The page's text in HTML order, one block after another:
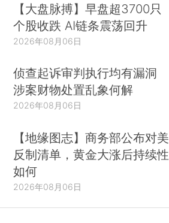
【大盘脉搏】早盘超3700只
个股收跌 AI链条震荡回升
2026年08月06日
侦查起诉审判执行均有漏洞
涉案财物处置乱象何解
2026年08月06日
【地缘图志】商务部公布对美
反制清单，黄金大涨后持续性
如何
2026年08月06日